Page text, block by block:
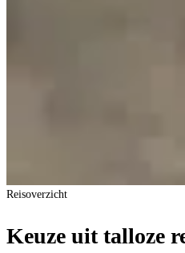
Reisoverzicht
Keuze uit talloze